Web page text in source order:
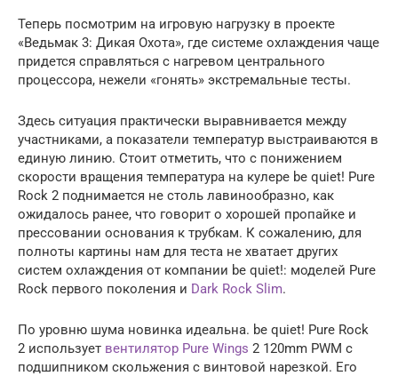
Теперь посмотрим на игровую нагрузку в проекте
«Ведьмак 3: Дикая Охота», где системе охлаждения чаще
придется справляться с нагревом центрального
процессора, нежели «гонять» экстремальные тесты.
Здесь ситуация практически выравнивается между
участниками, а показатели температур выстраиваются в
единую линию. Стоит отметить, что с понижением
скорости вращения температура на кулере be quiet! Pure
Rock 2 поднимается не столь лавинообразно, как
ожидалось ранее, что говорит о хорошей пропайке и
прессовании основания к трубкам. К сожалению, для
полноты картины нам для теста не хватает других
систем охлаждения от компании be quiet!: моделей Pure
Rock первого поколения и Dark Rock Slim.
По уровню шума новинка идеальна. be quiet! Pure Rock
2 использует вентилятор Pure Wings 2 120mm PWM с
подшипником скольжения с винтовой нарезкой. Его